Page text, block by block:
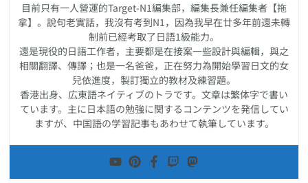
目前只有一人營運的Target-N1編集部，編集長兼任編集者【拖
拿】。說句老實話，我沒有考到N1，因為我早在廿多年前還未轉
制前已經考取了日語1級能力。
還是現役的日語工作者，主要都是在接案一些設計與編輯，與之
相關翻譯、傳譯；也是一名爸爸，正在努力為開始學習日文的女
兒依進度，製訂獨立的教材及練習題。
香港出身、広東語ネイティブのトラです。文章は繁体字で書い
ています。主に日本語の勉強に関するコンテンツを発信してい
ますが、中国語の学習記事もあわせて執筆しています。